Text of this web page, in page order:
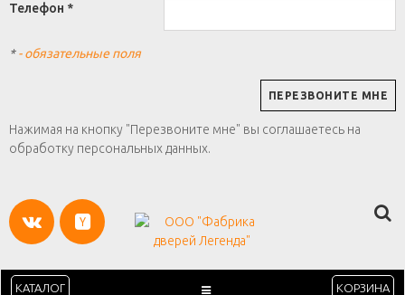
Телефон *
*- обязательные поля
Нажимая на кнопку "Перезвоните мне" вы соглашаетесь на
обработку персональных данных.
КАТАЛОГ КОРЗИНА